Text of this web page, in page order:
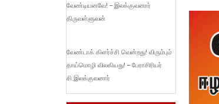
வேண்டியனவே! – இலக்குவனார்
திருவள்ளுவன்
வேண்டாக் கிளர்ச்சி வென்றது! விரும்பும்
தாய்மொழி விலகியது! – பேராசிரியர்
சி.இலக்குவனார்